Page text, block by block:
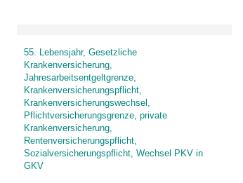
55. Lebensjahr, Gesetzliche
Krankenversicherung,
Jahresarbeitsentgeltgrenze,
Krankenversicherungspflicht,
Krankenversicherungswechsel,
Pflichtversicherungsgrenze, private
Krankenversicherung,
Rentenversicherungspflicht,
Sozialversicherungspflicht, Wechsel PKV in
GKV